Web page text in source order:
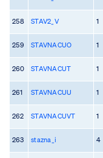
258 STAV2_V 1
259 STAVNACUO 1
260 STAVNACUT 1
261 STAVNACUU 1
262 STAVNACUVT 1
263 stazna_i 4